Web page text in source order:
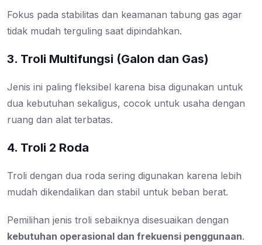
Fokus pada stabilitas dan keamanan tabung gas agar
tidak mudah terguling saat dipindahkan.
3. Troli Multifungsi (Galon dan Gas)
Jenis ini paling fleksibel karena bisa digunakan untuk
dua kebutuhan sekaligus, cocok untuk usaha dengan
ruang dan alat terbatas.
4. Troli 2 Roda
Troli dengan dua roda sering digunakan karena lebih
mudah dikendalikan dan stabil untuk beban berat.
Pemilihan jenis troli sebaiknya disesuaikan dengan
kebutuhan operasional dan frekuensi penggunaan.